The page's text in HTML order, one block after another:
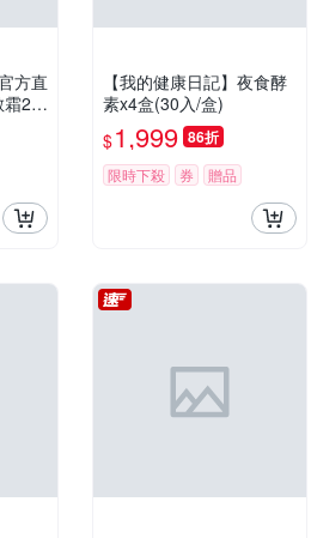
方直
霜20
【我的健康日記】夜食酵
素x4盒(30入/盒)
$1,999 86折
限時下殺 券 贈品